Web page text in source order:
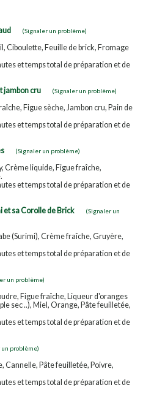
(Signaler un problème)
Ciboulette, Feuille de brick, Fromage
et temps total de préparation et de
jambon cru
(Signaler un problème)
Figue sèche, Jambon cru, Pain de
et temps total de préparation et de
(Signaler un problème)
Crème liquide, Figue fraîche,
et temps total de préparation et de
et sa Corolle de Brick
(Signaler un
(Surimi), Crème fraîche, Gruyère,
et temps total de préparation et de
un problème)
Figue fraîche, Liqueur d'oranges
sec ..), Miel, Orange, Pâte feuilletée,
et temps total de préparation et de
un problème)
Cannelle, Pâte feuilletée, Poivre,
et temps total de préparation et de